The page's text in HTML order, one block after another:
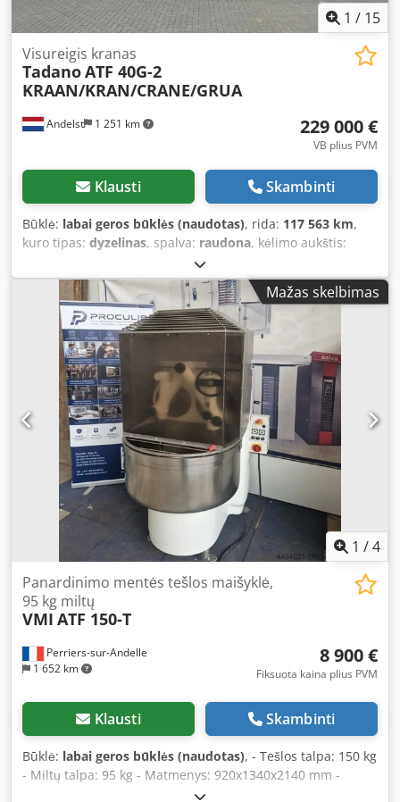
1 / 15
Andelst 1 251 km
Visureigis kranas
TadanoATF 40G-2
KRAAN/KRAN/CRANE/GRUA
229 000 €
VB plius PVM
Klausti Skambinti
Būklė: labai geros būklės (naudotas), rida: 117 563 km,
kuro tipas: dyzelinas, spalva: raudona, kėlimo aukštis:
, pirmoji registracija:
teleskopinis, Gamybos metai:2015,
Mažas skelbimas
1 /4
Perriers-sur-Andelle
1 652 km
Panardinimo mentės tešlos maišyklė,
95 kg miltų
VMI ATF 150-T
8 900 €
Fiksuota kaina plius PVM
Klausti Skambinti
Būklė: labai geros būklės (naudotas), - Tešlos talpa: 150 kg
- Miltų talpa: 95 kg - Matmenys: 920x1340x2140 mm -
Nerūdijančio plieno dubuo - 2 elektromechaniniai